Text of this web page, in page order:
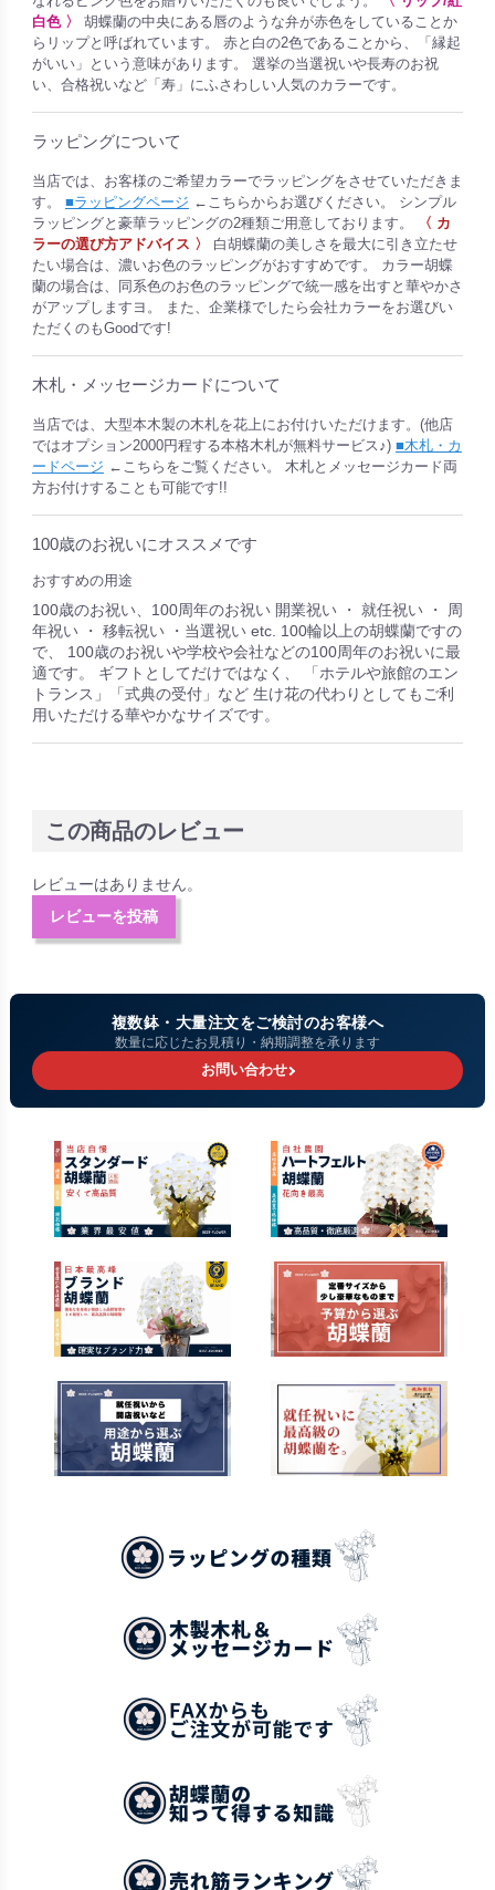
白色 〉
胡蝶蘭の中央にある唇のような弁が赤色をしていることか
らリップと呼ばれています。 赤と白の2色であることから、「縁起
がいい」という意味があります。 選挙の当選祝いや長寿のお祝
い、合格祝いなど「寿」にふさわしい人気のカラーです。
ラッピングについて
当店では、お客様のご希望カラーでラッピングをさせていただきま
す。 ■ラッピングページ ←こちらからお選びください。 シンプル
ラッピングと豪華ラッピングの2種類ご用意しております。
〈 カ
ラーの選び方アドバイス 〉
白胡蝶蘭の美しさを最大に引き立たせ
たい場合は、濃いお色のラッピングがおすすめです。 カラー胡蝶
蘭の場合は、同系色のお色のラッピングで統一感を出すと華やかさ
がアップしますヨ。 また、企業様でしたら会社カラーをお選びい
ただくのもGoodです!
木札・メッセージカードについて
当店では、大型本木製の木札を花上にお付けいただけます。(他店
ではオプション2000円程する本格木札が無料サービス♪) ■木札・カ
ードページ ←こちらをご覧ください。 木札とメッセージカード両
方お付けすることも可能です!!
100歳のお祝いにオススメです
おすすめの用途
100歳のお祝い、100周年のお祝い 開業祝い ・ 就任祝い ・ 周
年祝い ・ 移転祝い ・当選祝い etc. 100輪以上の胡蝶蘭ですの
で、 100歳のお祝いや学校や会社などの100周年のお祝いに最
適です。 ギフトとしてだけではなく、 「ホテルや旅館のエン
トランス」「式典の受付」など 生け花の代わりとしてもご利
用いただける華やかなサイズです。
この商品のレビュー
レビューはありません。
レビューを投稿
複数鉢・大量注文をご検討のお客様へ
数量に応じたお見積り・納期調整を承ります
お問い合わせ